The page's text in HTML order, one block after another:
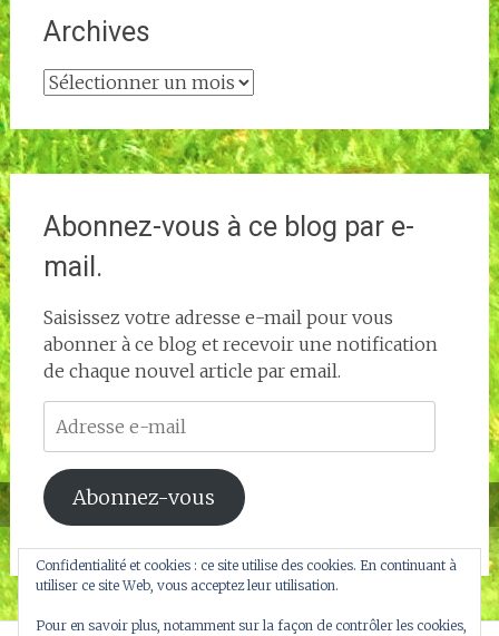
Archives
Archives
Abonnez-vous à ce blog par e-
mail.
Saisissez votre adresse e-mail pour vous
abonner à ce blog et recevoir une notification
de chaque nouvel article par email.
Adresse
e-
mail
Abonnez-vous
Confidentialité et cookies : ce site utilise des cookies. En continuant à
utiliser ce site Web, vous acceptez leur utilisation.
Pour en savoir plus, notamment sur la façon de contrôler les cookies,